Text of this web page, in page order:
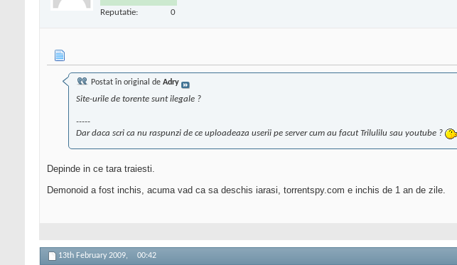
Reputatie: 0
Postat în original de Adry
Site-urile de torente sunt ilegale ?
-----
Dar daca scri ca nu raspunzi de ce uploadeaza userii pe server cum au facut Trilulilu sau youtube ?
Depinde in ce tara traiesti.
Demonoid a fost inchis, acuma vad ca sa deschis iarasi, torrentspy.com e inchis de 1 an de zile.
13th February 2009, 00:42